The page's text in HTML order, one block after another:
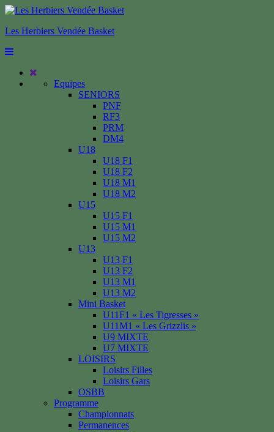
Les Herbiers Vendée Basket
Equipes
SENIORS
PNF
RF3
PRM
DM4
U18
U18 F1
U18 F2
U18 M1
U18 M2
U15
U15 F1
U15 M1
U15 M2
U13
U13 F1
U13 F2
U13 M1
U13 M2
Mini Basket
U11F1 « Les Tigresses »
U11M1 « Les Grizzlis »
U9 MIXTE
U7 MIXTE
LOISIRS
Loisirs Filles
Loisirs Gars
OSBB
Programme
Championnats
Permanences